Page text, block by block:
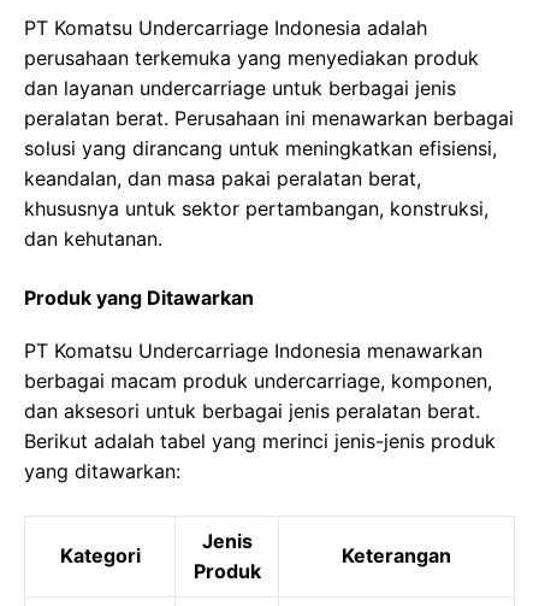
PT Komatsu Undercarriage Indonesia adalah
perusahaan terkemuka yang menyediakan produk
dan layanan undercarriage untuk berbagai jenis
peralatan berat. Perusahaan ini menawarkan berbagai
solusi yang dirancang untuk meningkatkan efisiensi,
keandalan, dan masa pakai peralatan berat,
khususnya untuk sektor pertambangan, konstruksi,
dan kehutanan.
Produk yang Ditawarkan
PT Komatsu Undercarriage Indonesia menawarkan
berbagai macam produk undercarriage, komponen,
dan aksesori untuk berbagai jenis peralatan berat.
Berikut adalah tabel yang merinci jenis-jenis produk
yang ditawarkan:
Kategori
Jenis
Produk
Keterangan